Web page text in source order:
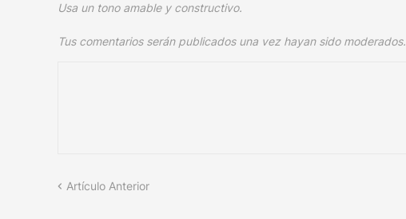
Usa un tono amable y constructivo.
Tus comentarios serán publicados una vez hayan sido moderados.
Artículo Anterior